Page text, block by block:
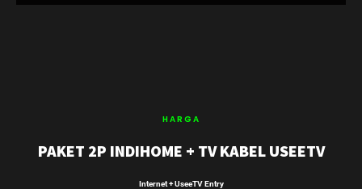
HARGA
PAKET 2P INDIHOME + TV KABEL USEETV
Internet + UseeTV Entry